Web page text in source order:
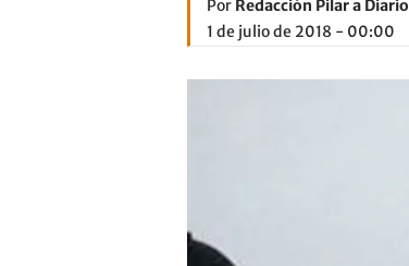
Por Redacción Pilar a Diario
1 de julio de 2018 - 00:00